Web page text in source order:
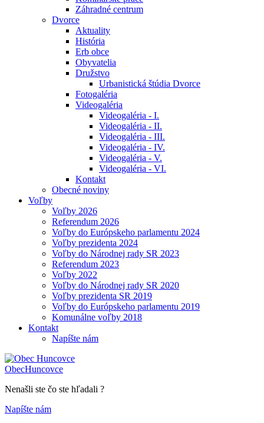
Záhradné centrum
Dvorce
Aktuality
História
Erb obce
Obyvatelia
Družstvo
Urbanistická štúdia Dvorce
Fotogaléria
Videogaléria
Videogaléria - I.
Videogaléria - II.
Videogaléria - III.
Videogaléria - IV.
Videogaléria - V.
Videogaléria - VI.
Kontakt
Obecné noviny
Voľby
Voľby 2026
Referendum 2026
Voľby do Európskeho parlamentu 2024
Voľby prezidenta 2024
Voľby do Národnej rady SR 2023
Referendum 2023
Voľby 2022
Voľby do Národnej rady SR 2020
Voľby prezidenta SR 2019
Voľby do Európskeho parlamentu 2019
Komunálne voľby 2018
Kontakt
Napíšte nám
ObecHuncovce
Nenašli ste čo ste hľadali ?
Napíšte nám